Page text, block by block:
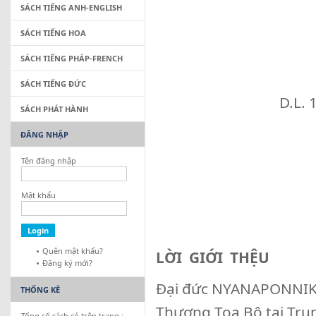
D.L.
LỜI GIỚI THỆU
Đại đức
Thượng Tọa Bộ tại
SÁCH TIẾNG ANH-ENGLISH
SÁCH TIẾNG HOA
SÁCH TIẾNG PHÁP-FRENCH
SÁCH TIẾNG ĐỨC
SÁCH PHÁT HÀNH
ĐĂNG NHẬP
Tên đăng nhập
Mật khẩu
Quên mật khẩu?
Đăng ký mới?
THỐNG KÊ